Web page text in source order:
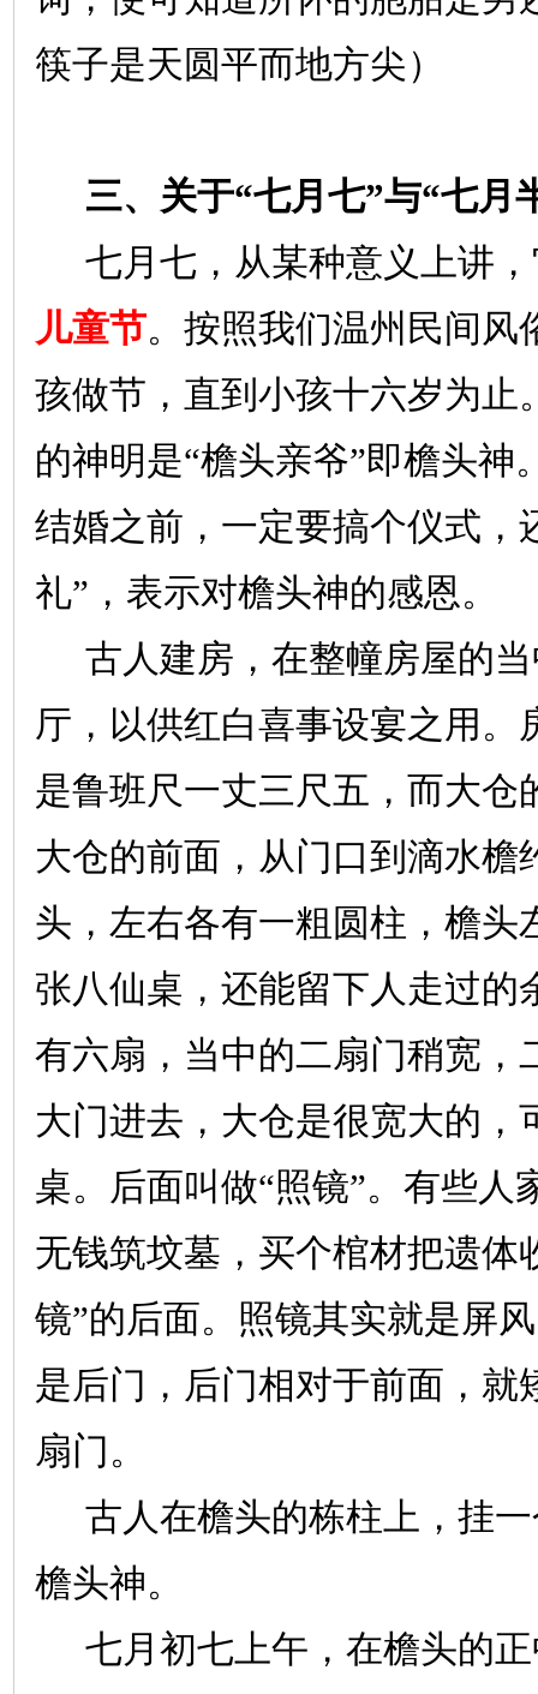
筷子是天圆平而地方尖）
三、关于“七月七”与“七月
七月七，从某种意义上讲
儿童节。按照我们温州民间风
孩做节，直到小孩十六岁为止
的神明是“檐头亲爷”即檐头神
结婚之前，一定要搞个仪式，
礼”，表示对檐头神的感恩。
古人建房，在整幢房屋的
厅，以供红白喜事设宴之用。
是鲁班尺一丈三尺五，而大仓
大仓的前面，从门口到滴水檐
头，左右各有一粗圆柱，檐头
张八仙桌，还能留下人走过的
有六扇，当中的二扇门稍宽，
大门进去，大仓是很宽大的，
桌。后面叫做“照镜”。有些人
无钱筑坟墓，买个棺材把遗体
镜”的后面。照镜其实就是屏
是后门，后门相对于前面，就
扇门。
古人在檐头的栋柱上，挂
檐头神。
七月初七上午，在檐头的